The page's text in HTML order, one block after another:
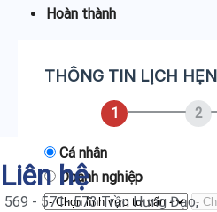
Hoàn thành
THÔNG TIN LỊCH HẸN
1 2
Cá nhân
Doanh nghiệp
Liên hệ
569 - 571- 573 Trần Hưng Đạo,